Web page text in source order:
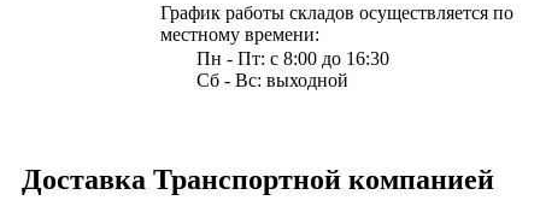
График работы складов осуществляется по
местному времени:
Пн - Пт: с 8:00 до 16:30
Сб - Вс: выходной
Доставка Транспортной компанией